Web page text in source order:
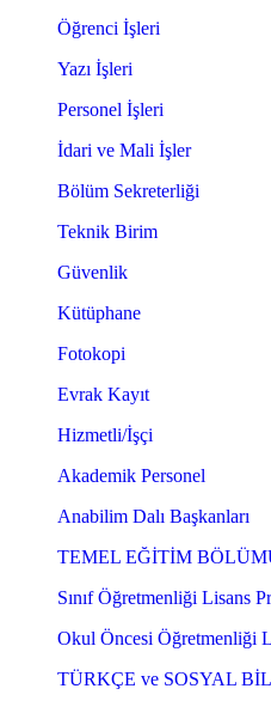
Öğrenci İşleri
Yazı İşleri
Personel İşleri
İdari ve Mali İşler
Bölüm Sekreterliği
Teknik Birim
Güvenlik
Kütüphane
Fotokopi
Evrak Kayıt
Hizmetli/İşçi
Akademik Personel
Anabilim Dalı Başkanları
TEMEL EĞİTİM
Sınıf Öğretmenliği Lisans
Okul Öncesi Öğretmenliği
TÜRKÇE ve SOSYAL